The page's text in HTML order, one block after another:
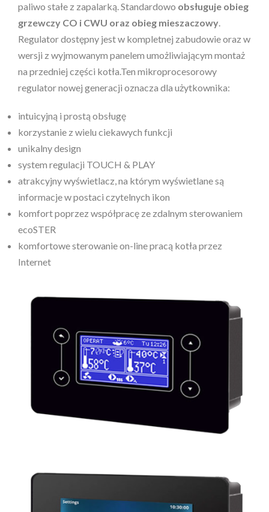
paliwo stałe z zapalarką. Standardowo obsługuje obieg
grzewczy CO i CWU oraz obieg mieszaczowy.
Regulator dostępny jest w kompletnej zabudowie oraz w
wersji z wyjmowanym panelem umożliwiającym montaż
na przedniej części kotła.Ten mikroprocesorowy
regulator nowej generacji oznacza dla użytkownika:
intuicyjną i prostą obsługę
korzystanie z wielu ciekawych funkcji
unikalny design
system regulacji TOUCH & PLAY
atrakcyjny wyświetlacz, na którym wyświetlane są
informacje w postaci czytelnych ikon
komfort poprzez współpracę ze zdalnym sterowaniem
ecoSTER
komfortowe sterowanie on-line pracą kotła przez
Internet